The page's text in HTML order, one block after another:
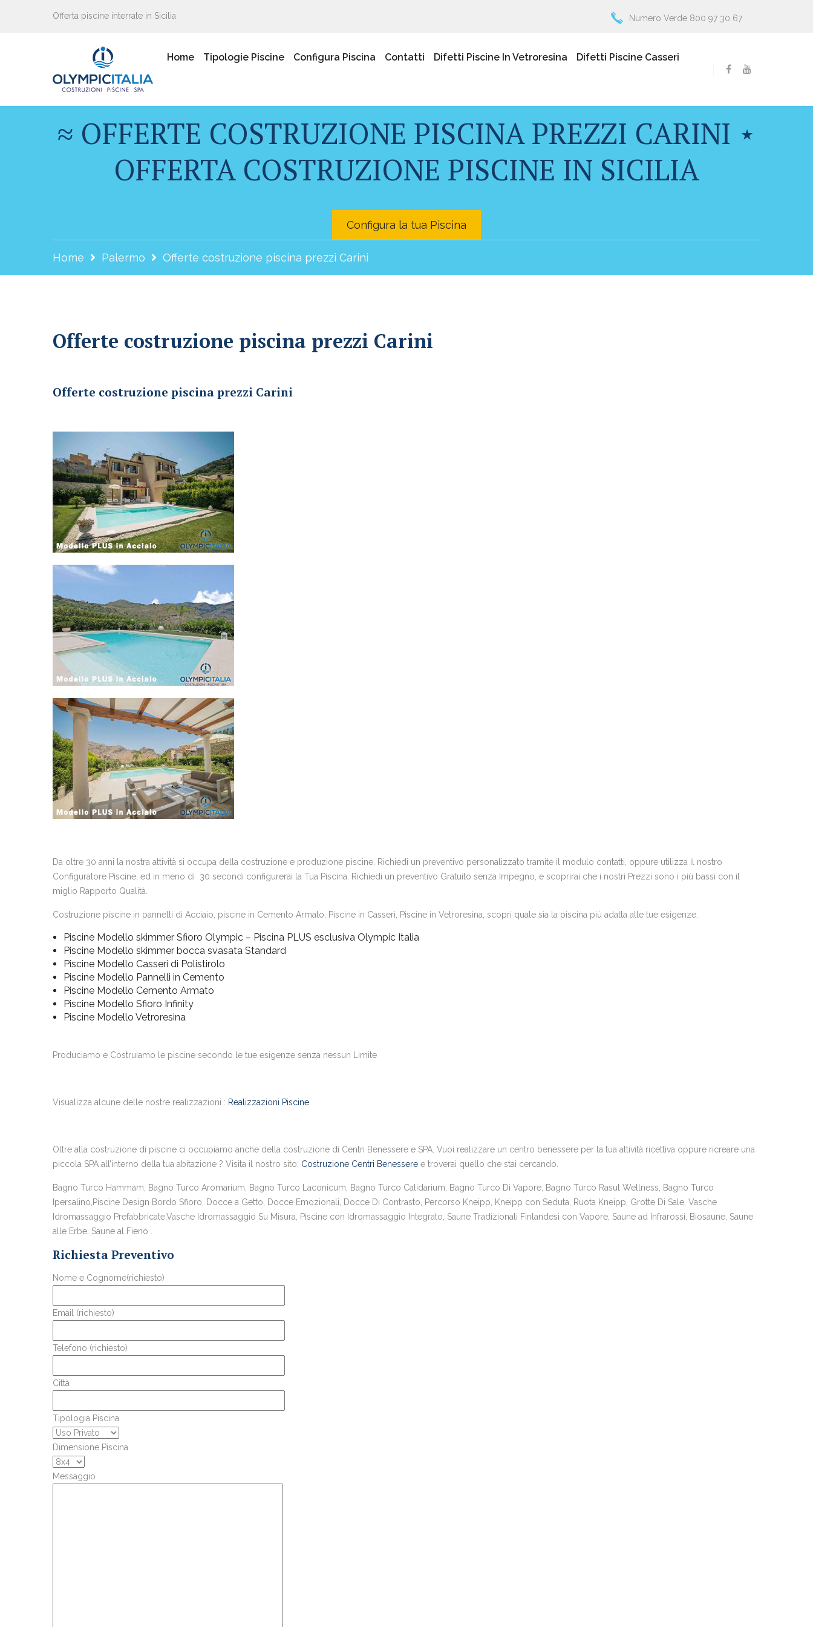
Offerta piscine interrate in Sicilia Numero Verde 800 97 30 67
Home Tipologie Piscine Configura Piscina Contatti Difetti Piscine In Vetroresina Difetti Piscine Casseri
≈ OFFERTE COSTRUZIONE PISCINA PREZZI CARINI ⋆
OFFERTA COSTRUZIONE PISCINE IN SICILIA
Configura la tua Piscina
Home Palermo Offerte costruzione piscina prezzi Carini
Offerte costruzione piscina prezzi Carini
Offerte costruzione piscina prezzi Carini
Da oltre 30 anni la nostra attività si occupa della costruzione e produzione piscine. Richiedi un preventivo personalizzato tramite il modulo contatti, oppure utilizza il nostro
Configuratore Piscine, ed in meno di 30 secondi configurerai la Tua Piscina. Richiedi un preventivo Gratuito senza Impegno, e scoprirai che i nostri Prezzi sono i più bassi con il
miglio Rapporto Qualità.
Costruzione piscine in pannelli di Acciaio, piscine in Cemento Armato, Piscine in Casseri, Piscine in Vetroresina, scopri quale sia la piscina più adatta alle tue esigenze.
Piscine Modello skimmer Sfioro Olympic – Piscina PLUS esclusiva Olympic Italia
Piscine Modello skimmer bocca svasata Standard
Piscine Modello Casseri di Polistirolo
Piscine Modello Pannelli in Cemento
Piscine Modello Cemento Armato
Piscine Modello Sfioro Infinity
Piscine Modello Vetroresina
Produciamo e Costruiamo le piscine secondo le tue esigenze senza nessun Limite
Visualizza alcune delle nostre realizzazioni : Realizzazioni Piscine
Oltre alla costruzione di piscine ci occupiamo anche della costruzione di Centri Benessere e SPA. Vuoi realizzare un centro benessere per la tua attività ricettiva oppure ricreare una
piccola SPA all’interno della tua abitazione ? Visita il nostro sito: Costruzione Centri Benessere e troverai quello che stai cercando.
Bagno Turco Hammam, Bagno Turco Aromarium, Bagno Turco Laconicum, Bagno Turco Calidarium, Bagno Turco Di Vapore, Bagno Turco Rasul Wellness, Bagno Turco
Ipersalino,Piscine Design Bordo Sfioro, Docce a Getto, Docce Emozionali, Docce Di Contrasto, Percorso Kneipp, Kneipp con Seduta, Ruota Kneipp, Grotte Di Sale, Vasche
Idromassaggio Prefabbricate,Vasche Idromassaggio Su Misura, Piscine con Idromassaggio Integrato, Saune Tradizionali Finlandesi con Vapore, Saune ad Infrarossi, Biosaune, Saune
alle Erbe, Saune al Fieno .
Richiesta Preventivo
Nome e Cognome(richiesto)
Email (richiesto)
Telefono (richiesto)
Città
Tipologia Piscina
Dimensione Piscina
Messaggio